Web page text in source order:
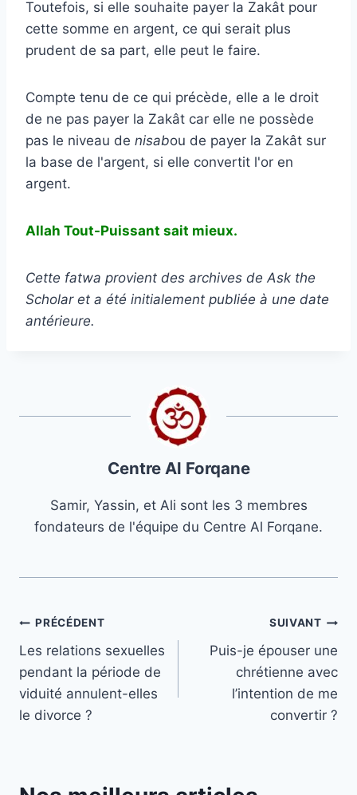
Toutefois, si elle souhaite payer la Zakât pour
cette somme en argent, ce qui serait plus
prudent de sa part, elle peut le faire.
Compte tenu de ce qui précède, elle a le droit
de ne pas payer la Zakât car elle ne possède
pas le niveau de nisabou de payer la Zakât sur
la base de l'argent, si elle convertit l'or en
argent.
Allah Tout-Puissant sait mieux.
Cette fatwa provient des archives de Ask the
Scholar et a été initialement publiée à une date
antérieure.
Centre Al Forqane
Samir, Yassin, et Ali sont les 3 membres
fondateurs de l'équipe du Centre Al Forqane.
Navigation
de
l’article
PRÉCÉDENT
Les relations sexuelles
pendant la période de
viduité annulent-elles
le divorce ?
SUIVANT
Puis-je épouser une
chrétienne avec
l’intention de me
convertir ?